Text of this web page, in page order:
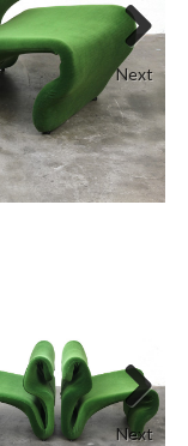
Next
Next